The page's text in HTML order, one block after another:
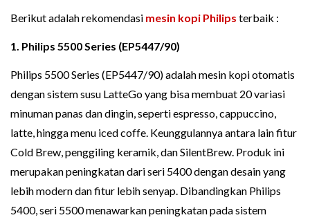
Berikut adalah rekomendasi mesin kopi Philips terbaik :
1. Philips 5500 Series (EP5447/90)
Philips 5500 Series (EP5447/90) adalah mesin kopi otomatis
dengan sistem susu LatteGo yang bisa membuat 20 variasi
minuman panas dan dingin, seperti espresso, cappuccino,
latte, hingga menu iced coffe. Keunggulannya antara lain fitur
Cold Brew, penggiling keramik, dan SilentBrew. Produk ini
merupakan peningkatan dari seri 5400 dengan desain yang
lebih modern dan fitur lebih senyap. Dibandingkan Philips
5400, seri 5500 menawarkan peningkatan pada sistem